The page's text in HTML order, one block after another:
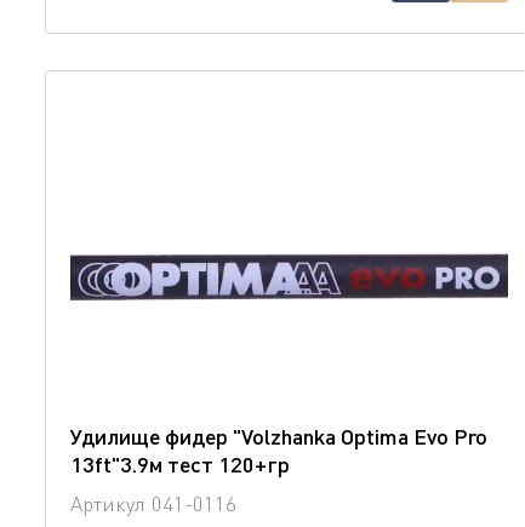
Удилище фидер "Volzhanka Optima Evo Pro
13ft"3.9м тест 120+гр
Артикул 041-0116